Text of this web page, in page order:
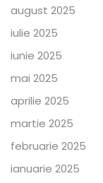
august 2025
iulie 2025
iunie 2025
mai 2025
aprilie 2025
martie 2025
februarie 2025
ianuarie 2025